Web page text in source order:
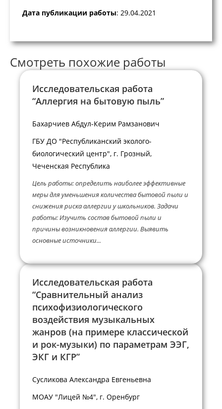
Дата публикации работы: 29.04.2021
Смотреть похожие работы
Исследовательская работа
“Аллергия на бытовую пыль”
Бахарчиев Абдул-Керим Рамзанович
ГБУ ДО "Республиканский эколого-
биологический центр", г. Грозный,
Чеченская Республика
Цель работы: определить наиболее эффективные
меры для уменьшения количества бытовой пыли и
снижения риска аллергии у школьников. Задачи
работы: Изучить состав бытовой пыли и
причины возникновения аллергии. Выявить
основные источники...
Исследовательская работа
“Сравнительный анализ
психофизиологического
воздействия музыкальных
жанров (на примере классической
и рок-музыки) по параметрам ЭЭГ,
ЭКГ и КГР”
Сусликова Александра Евгеньевна
МОАУ "Лицей №4", г. Оренбург